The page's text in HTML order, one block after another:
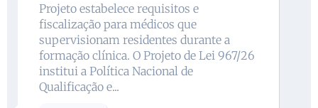
Projeto estabelece requisitos e
fiscalização para médicos que
supervisionam residentes durante a
formação clínica. O Projeto de Lei 967/26
institui a Política Nacional de
Qualificação e...